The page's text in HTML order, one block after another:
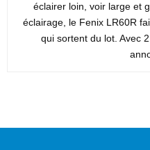
éclairer loin, voir large et
éclairage, le Fenix LR60R
qui sortent du lot. Avec